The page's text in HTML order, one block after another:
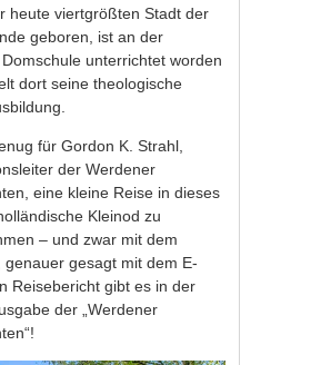
heute viertgrößten Stadt der
geboren, ist an der
unterrichtet worden
dort seine theologische
für Gordon K. Strahl,
der Werdener
eine kleine Reise in dieses
Kleinod zu
– und zwar mit dem
genauer gesagt mit dem E-
Reisebericht gibt es in der
der „Werdener